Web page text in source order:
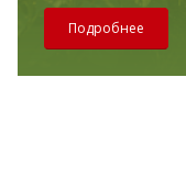
Подробнее